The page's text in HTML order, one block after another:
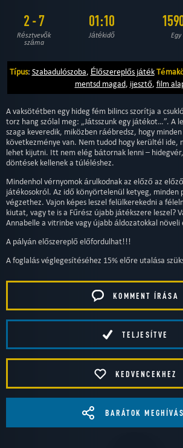
2 - 7
Résztvevők
száma
01:10
Játékidő
Típus: Szabadulószoba, Élőszereplős játék
mentsd magad, ijesztő, film
A vaksötétben egy hideg fém bilincs szorítja a
torz hang szólal meg: „Játsszunk egy játékot…”. A
szaga keveredik, miközben ráébredsz, hogy
következménye van. Nem tudod hogy kerültél ide,
lehet kijutni. Itt nem elég bátornak lenni –
döntések kellenek a túléléshez.
Mindenhol vérnyomok árulkodnak az előző az
játékosokról. Az idő könyörtelenül ketyeg, minden
végzethez. Vajon képes leszel felülkerekedni a
kiutat, vagy te is a Fűrész újabb játékszere leszel?
Annabelle a vitrinbe vagy újabb áldozatokkal
A pályán előszereplő előfordulhat!!!
A foglalás véglegesítéséhez 15% előre utalása
KOMMENT ÍRÁSA
TELJESÍTVE
KEDVENCEKHEZ
BARÁTOK